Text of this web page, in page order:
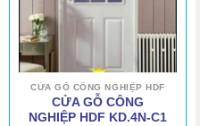
CỬA GỖ CÔNG NGHIỆP HDF
CỬA GỖ CÔNG
NGHIỆP HDF KD.4N-C1